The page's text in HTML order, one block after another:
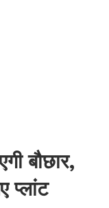
बौछार,
प्लांट